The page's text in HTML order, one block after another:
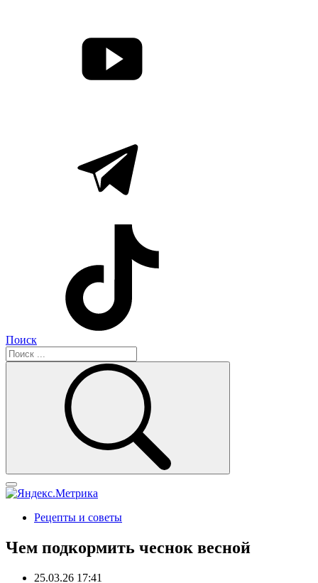
Поиск
Рецепты и советы
Чем подкормить чеснок весной
25.03.26 17:41